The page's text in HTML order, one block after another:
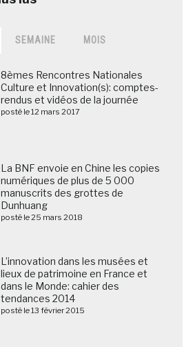
SEMAINE MOIS
8èmes Rencontres Nationales
Culture et Innovation(s): comptes-
rendus et vidéos de la journée
posté le 12 mars 2017
La BNF envoie en Chine les copies
numériques de plus de 5 000
manuscrits des grottes de
Dunhuang
posté le 25 mars 2018
L’innovation dans les musées et
lieux de patrimoine en France et
dans le Monde: cahier des
tendances 2014
posté le 13 février 2015